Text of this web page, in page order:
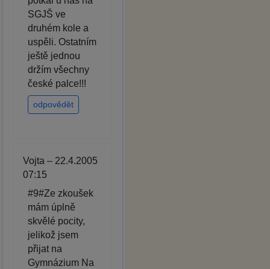
SGJŠ ve
druhém kole a
uspěli. Ostatním
ještě jednou
držím všechny
české palce!!!
odpovědět
Vojta – 22.4.2005
07:15
#9#Ze zkoušek
mám úplně
skvělé pocity,
jelikož jsem
přijat na
Gymnázium Na